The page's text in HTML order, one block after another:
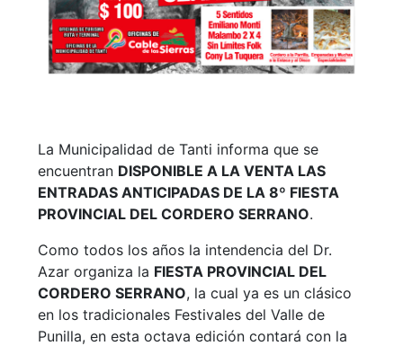
La Municipalidad de Tanti informa que se
encuentran DISPONIBLE A LA VENTA LAS
ENTRADAS ANTICIPADAS DE LA 8º FIESTA
PROVINCIAL DEL CORDERO SERRANO.
Como todos los años la intendencia del Dr.
Azar organiza la FIESTA PROVINCIAL DEL
CORDERO SERRANO, la cual ya es un clásico
en los tradicionales Festivales del Valle de
Punilla, en esta octava edición contará con la